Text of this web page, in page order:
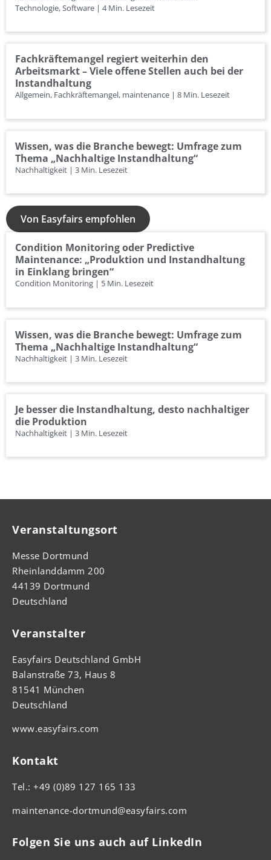
Technologie, Software | 4 Min. Lesezeit
Fachkräftemangel regiert weiterhin den
Arbeitsmarkt – Viele offene Stellen auch bei der
Instandhaltung
Allgemein, Fachkräftemangel, maintenance | 8 Min. Lesezeit
Wissen, was die Branche bewegt: Umfrage zum
Thema „Nachhaltige Instandhaltung“
Nachhaltigkeit | 3 Min. Lesezeit
Von Easyfairs empfohlen
Condition Monitoring oder Predictive
Maintenance: „Produktion und Instandhaltung
in Einklang bringen“
Condition Monitoring | 5 Min. Lesezeit
Wissen, was die Branche bewegt: Umfrage zum
Thema „Nachhaltige Instandhaltung“
Nachhaltigkeit | 3 Min. Lesezeit
Je besser die Instandhaltung, desto nachhaltiger
die Produktion
Nachhaltigkeit | 3 Min. Lesezeit
Veranstaltungsort
Messe Dortmund
Rheinlanddamm 200
44139 Dortmund
Deutschland
Veranstalter
Easyfairs Deutschland GmbH
Balanstraße 73, Haus 8
81541 München
Deutschland
www.easyfairs.com
Kontakt
Tel.: +49 (0)89 127 165 133
maintenance-dortmund@easyfairs.com
Folgen Sie uns auch auf LinkedIn